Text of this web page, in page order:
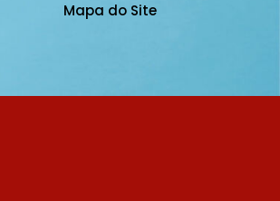
Mapa do Site